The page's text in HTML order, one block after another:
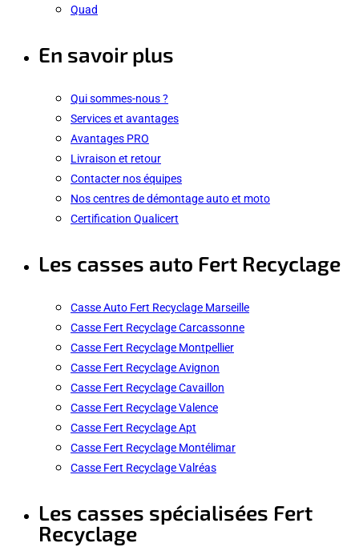
Quad
En savoir plus
Qui sommes-nous ?
Services et avantages
Avantages PRO
Livraison et retour
Contacter nos équipes
Nos centres de démontage auto et moto
Certification Qualicert
Les casses auto Fert Recyclage
Casse Auto Fert Recyclage Marseille
Casse Fert Recyclage Carcassonne
Casse Fert Recyclage Montpellier
Casse Fert Recyclage Avignon
Casse Fert Recyclage Cavaillon
Casse Fert Recyclage Valence
Casse Fert Recyclage Apt
Casse Fert Recyclage Montélimar
Casse Fert Recyclage Valréas
Les casses spécialisées Fert
Recyclage